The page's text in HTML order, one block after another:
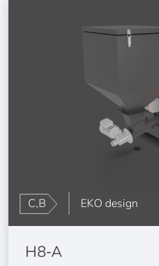
C,B EKO design
H8‑A